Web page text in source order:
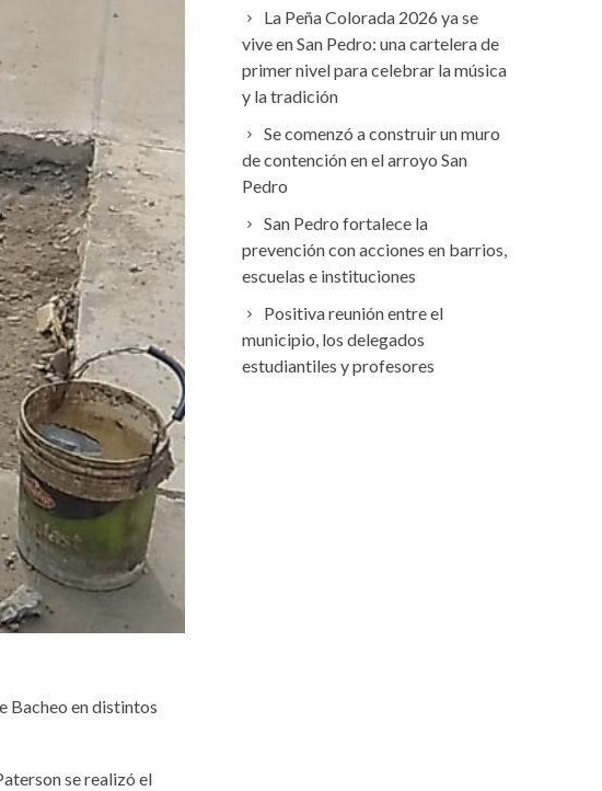
Bacheo en distintos
se realizó el
La Peña Colorada 2026 ya se
vive en San Pedro: una cartelera de
primer nivel para celebrar la música
y la tradición
Se comenzó a construir un muro
de contención en el arroyo San
Pedro
San Pedro fortalece la
prevención con acciones en barrios,
escuelas e instituciones
Positiva reunión entre el
municipio, los delegados
estudiantiles y profesores